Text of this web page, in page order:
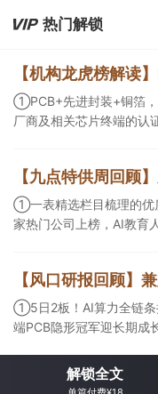
热门解锁
①PCB+先进封装+铜箔，
厂商及相关芯片终端的认
等方面具有丰富经验，
产的合规资质，这家公司
①一表精选栏目梳理的优
家热门公司上榜，AI教育人气公
角前瞻产业供需情况，
①5日2板！AI算力全链条
端PCB隐形冠军迎长期
未来3年缺口难消，深坑
③AI服务器、机器人带动
价预期暂未被市场定价，
解锁全文
单篇付费¥18